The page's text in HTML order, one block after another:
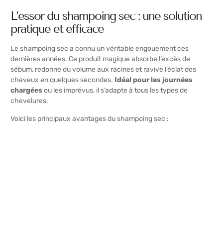
L’essor du shampoing sec : une solution
pratique et efficace
Le shampoing sec a connu un véritable engouement ces
dernières années. Ce produit magique absorbe l’excès de
sébum, redonne du volume aux racines et ravive l’éclat des
cheveux en quelques secondes. Idéal pour les journées
chargéesou les imprévus, il s’adapte à tous les types de
chevelures.
Voici les principaux avantages du shampoing sec :